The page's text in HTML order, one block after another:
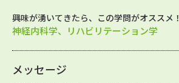
興味が湧いてきたら、この学問がオススメ！
神経内科学、リハビリテーション学
メッセージ